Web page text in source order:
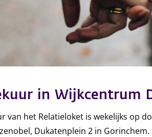
in Wijkcentrum
van het Relatieloket is wekelijks op
Dukatenplein 2 in